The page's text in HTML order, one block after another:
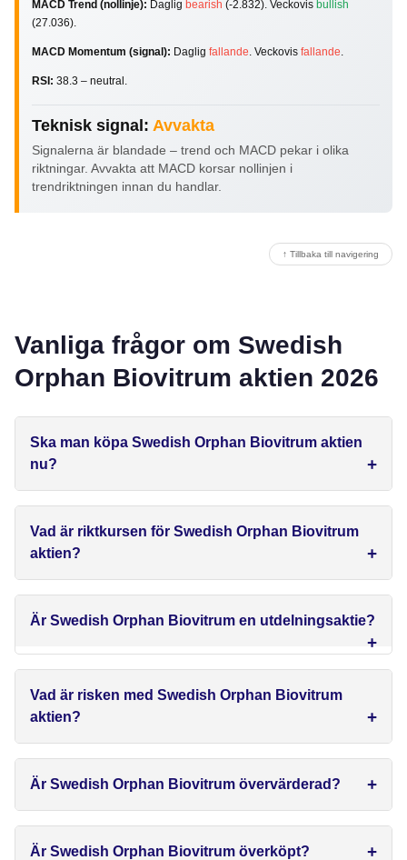
MACD Trend (nollinje): Daglig bearish (-2.832). Veckovis bullish
(27.036).
MACD Momentum (signal): Daglig fallande . Veckovis fallande
RSI: 38.3 – neutral.
Teknisk signal: Avvakta
Signalerna är blandade – trend och MACD pekar i olika
riktningar. Avvakta att MACD korsar nollinjen i
trendriktningen innan du handlar.
↑ Tillbaka till navigering
Vanliga frågor om Swedish
Orphan Biovitrum aktien 2026
Ska man köpa Swedish Orphan Biovitrum aktien
nu?
Vad är riktkursen för Swedish Orphan Biovitrum
aktien?
Är Swedish Orphan Biovitrum en utdelningsaktie?
Vad är risken med Swedish Orphan Biovitrum
aktien?
Är Swedish Orphan Biovitrum övervärderad?
Är Swedish Orphan Biovitrum överköpt?